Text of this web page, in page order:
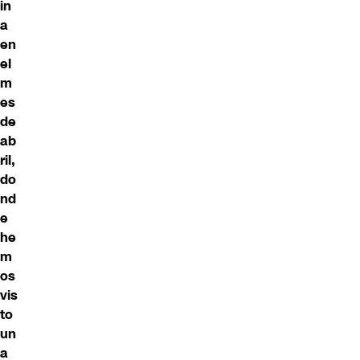
in
a
en
el
m
es
de
ab
ril,
do
nd
e
he
m
os
vis
to
un
a